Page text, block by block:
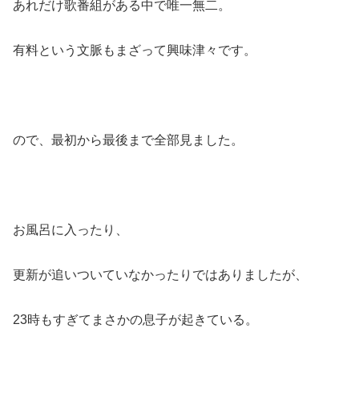
あれだけ歌番組がある中で唯一無二。
有料という文脈もまざって興味津々です。
ので、最初から最後まで全部見ました。
お風呂に入ったり、
更新が追いついていなかったりではありましたが、
23時もすぎてまさかの息子が起きている。